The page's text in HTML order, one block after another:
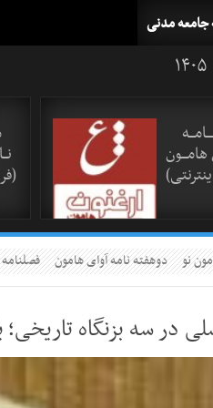
جامعه مدنی
هامـــون
نو دوهفته نامه آوای هامون
در سه بزنگاه